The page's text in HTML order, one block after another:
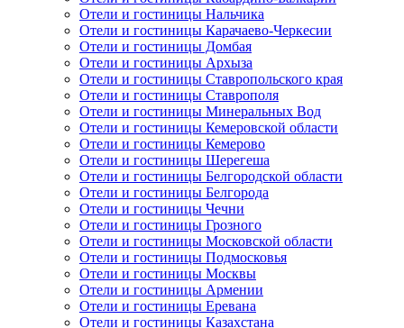
Отели и гостиницы Нальчика
Отели и гостиницы Карачаево-Черкесии
Отели и гостиницы Домбая
Отели и гостиницы Архыза
Отели и гостиницы Ставропольского края
Отели и гостиницы Ставрополя
Отели и гостиницы Минеральных Вод
Отели и гостиницы Кемеровской области
Отели и гостиницы Кемерово
Отели и гостиницы Шерегеша
Отели и гостиницы Белгородской области
Отели и гостиницы Белгорода
Отели и гостиницы Чечни
Отели и гостиницы Грозного
Отели и гостиницы Московской области
Отели и гостиницы Подмосковья
Отели и гостиницы Москвы
Отели и гостиницы Армении
Отели и гостиницы Еревана
Отели и гостиницы Казахстана